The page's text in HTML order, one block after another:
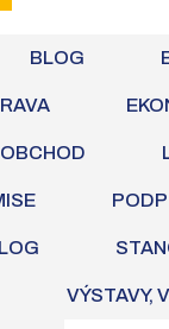
BLOG
VÝSTAVY,